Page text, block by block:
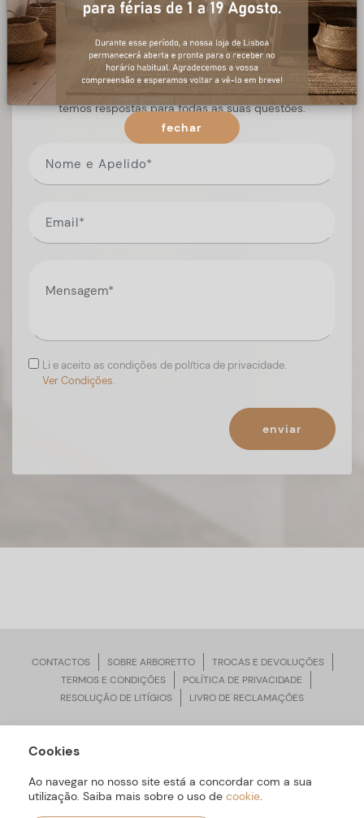
+ informações
Preencha o formulário, e num curto espaço de tempo,
temos respostas para todas as suas questões.
Li e aceito as condições de política de privacidade.
Ver Condições.
enviar
CONTACTOS SOBRE ARBORETTO
TROCAS E DEVOLUÇÕES
TERMOS E CONDIÇÕES
POLÍTICA DE PRIVACIDADE
RESOLUÇÃO DE LITÍGIOS
LIVRO DE RECLAMAÇÕES
ARBORETTO © Todos os Direitos Reservados | Desenvolvido por
Cookies
Ao navegar no nosso site está a concordar com a sua
utilização. Saiba mais sobre o uso de cookie.
fechar